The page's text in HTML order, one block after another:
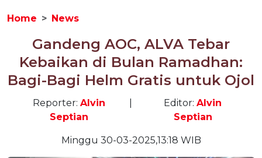
Home News
Gandeng AOC, ALVA Tebar
Kebaikan di Bulan Ramadhan:
Bagi-Bagi Helm Gratis untuk Ojol
Reporter: Alvin
Septian
Editor:Alvin
Septian
Minggu 30-03-2025,13:18 WIB